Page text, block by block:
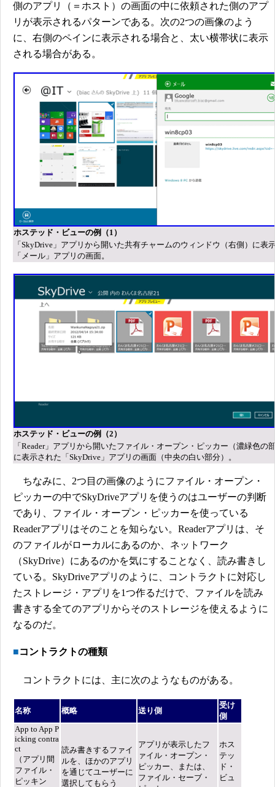
側のアプリ（＝ホスト）の画面の中に依頼された側のアプ
リが表示されるパターンである。次の2つの画像のよう
に、右側のペインに表示される場合と、太い横帯状に表示
される場合がある。
ホステッド・ビューの例（1）
「SkyDrive」アプリから開いた共有チャームのウィンドウ（右側）に表
「メール」アプリの画面。
ホステッド・ビューの例（2）
「Reader」アプリから開いたファイル・オープン・ピッカー（濃緑色の
に表示された「SkyDrive」アプリの画面（中央の白い部分）。
ちなみに、2つ目の画像のようにファイル・オープン・
ピッカーの中でSkyDriveアプリを使うのはユーザーの判断
であり、ファイル・オープン・ピッカーを使っている
Readerアプリはそのことを知らない。Readerアプリは、そ
のファイルがローカルにあるのか、ネットワーク
（SkyDrive）にあるのかを気にすることなく、読み書きし
ている。SkyDriveアプリのように、コントラクトに対応し
たストレージ・アプリを1つ作るだけで、ファイルを読み
書きする全てのアプリからそのストレージを使えるように
なるのだ。
■コントラクトの種類
コントラクトには、主に次のようなものがある。
名称 概略 送り側
受け
側
App to App P
icking contra
ct
（アプリ間
ファイル・
ピッキン
読み書きするファイ
ルを、ほかのアプリ
を通じてユーザーに
選択してもらう
アプリが表示したフ
ァイル・オープン・
ピッカー、または、
ファイル・セーブ・
ホス
テッ
ド・
ビュ